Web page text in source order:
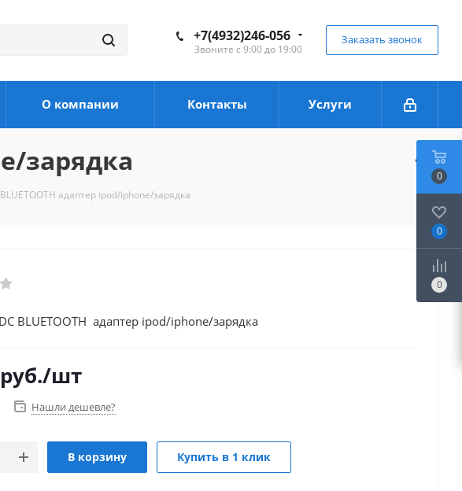
+7(4932)246-056
Звоните с 9:00 до 19:00
Заказать звонок
О компании Контакты Услуги
зарядка
адаптер ipod/iphone/зарядка
BLUETOOTH адаптер ipod/iphone/зарядка
руб./шт
Нашли дешевле?
В корзину Купить в 1 клик
0
0
0